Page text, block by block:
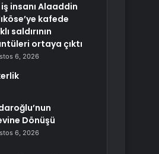
iş insanı Alaaddin
kafede
saldırının
ortaya çıktı
6, 2026
Dönüşü
6, 2026